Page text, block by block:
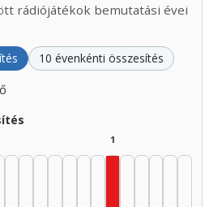
rádiójátékok bemutatási évei
10 évenkénti összesítés
1